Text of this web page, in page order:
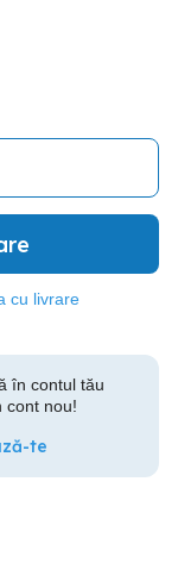
cu livrare
în contul tău
cont nou!
te